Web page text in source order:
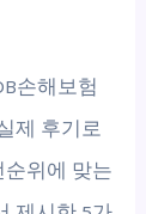
손해보험
제 후기로
위에 맞는